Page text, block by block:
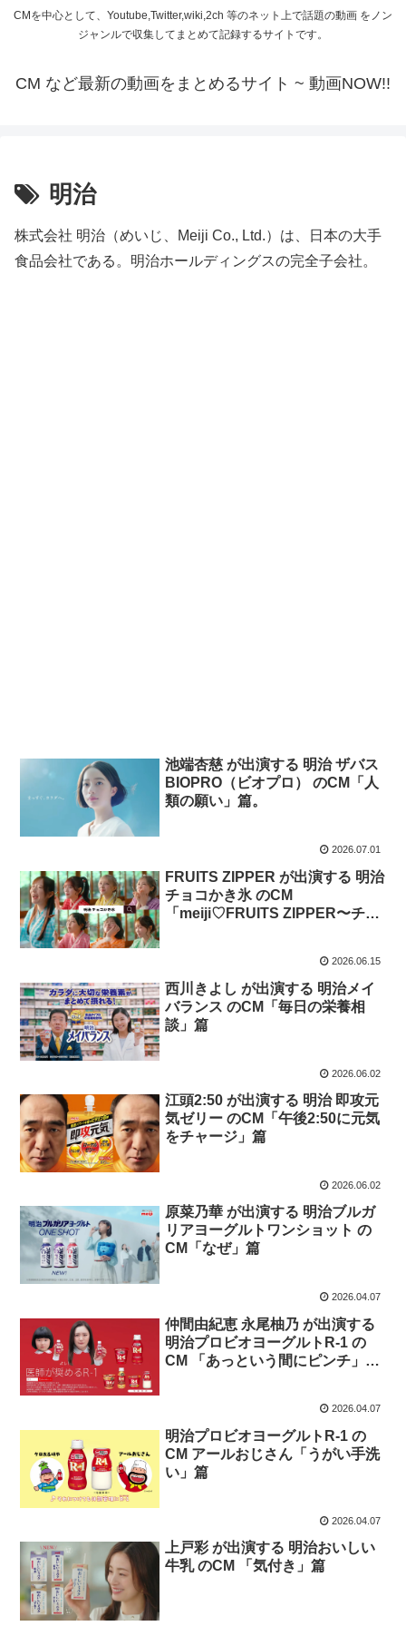
CMを中心として、Youtube,Twitter,wiki,2ch 等のネット上で話題の動画 をノン
ジャンルで収集してまとめて記録するサイトです。
CM など最新の動画をまとめるサイト ~ 動画NOW!!
明治
株式会社 明治（めいじ、Meiji Co., Ltd.）は、日本の大手
食品会社である。明治ホールディングスの完全子会社。
池端杏慈 が出演する 明治 ザバス
BIOPRO（ビオプロ） のCM「人
類の願い」篇。
2026.07.01
FRUITS ZIPPER が出演する 明治
チョコかき氷 のCM
「meiji♡FRUITS ZIPPER〜チョ
2026.06.15
西川きよし が出演する 明治メイ
バランス のCM「毎日の栄養相
談」篇
2026.06.02
江頭2:50 が出演する 明治 即攻元
気ゼリー のCM「午後2:50に元気
をチャージ」篇
2026.06.02
原菜乃華 が出演する 明治ブルガ
リアヨーグルトワンショット の
CM「なぜ」篇
2026.04.07
仲間由紀恵 永尾柚乃 が出演する
明治プロビオヨーグルトR-1 の
CM 「あっという間にピンチ」篇
2026.04.07
明治プロビオヨーグルトR-1 の
CM アールおじさん「うがい手洗
い」篇
2026.04.07
上戸彩 が出演する 明治おいしい
牛乳 のCM 「気付き」篇